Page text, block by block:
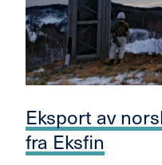
Eksport av
fra Eksfin